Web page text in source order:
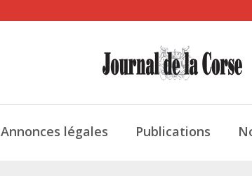
Annonces légales Publications